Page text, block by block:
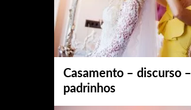
Casamento – discurso –
padrinhos